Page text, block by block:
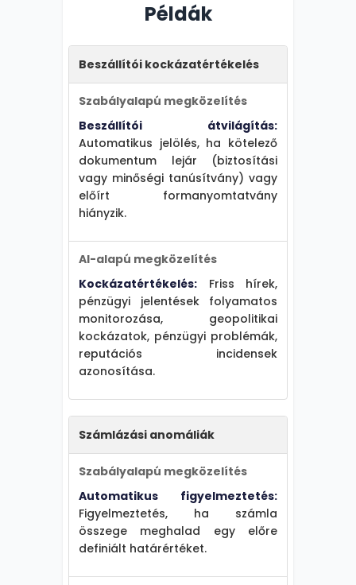
Példák
Beszállítói kockázatértékelés
Szabályalapú megközelítés
Beszállítói átvilágítás:
Automatikus jelölés, ha kötelező
dokumentum lejár (biztosítási
vagy minőségi tanúsítvány) vagy
előírt formanyomtatvány
hiányzik.
AI-alapú megközelítés
Kockázatértékelés: Friss hírek,
pénzügyi jelentések folyamatos
monitorozása, geopolitikai
kockázatok, pénzügyi problémák,
reputációs incidensek
azonosítása.
Számlázási anomáliák
Szabályalapú megközelítés
Automatikus figyelmeztetés:
Figyelmeztetés, ha számla
összege meghalad egy előre
definiált határértéket.